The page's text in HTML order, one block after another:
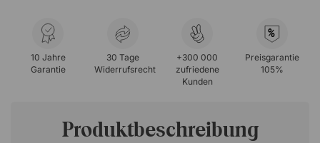
10 Jahre
Garantie
30 Tage
Widerrufsrecht
+300 000
zufriedene
Kunden
%
Preisgarantie
105%
Produktbeschreibung